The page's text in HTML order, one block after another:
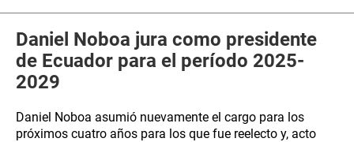
Daniel Noboa jura como presidente
de Ecuador para el período 2025-
2029
Daniel Noboa asumió nuevamente el cargo para los
próximos cuatro años para los que fue reelecto y, acto